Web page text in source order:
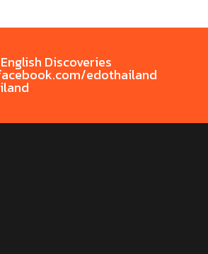
Discoveries
edothailand